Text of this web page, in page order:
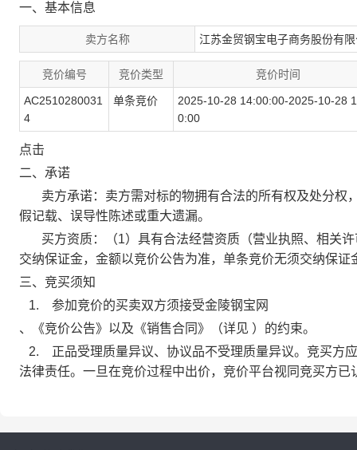
一、基本信息
卖方名称 江苏金贸钢宝电子商务股份有
竞价编号 竞价类型 竞价时间
AC2510280031
4
单条竞价
2025-10-28 14:00:00-2025-10-28
0:00
点击
二、承诺
卖方承诺：卖方需对标的物拥有合法的所有权及处分权
假记载、误导性陈述或重大遗漏。
买方资质：（1）具有合法经营资质（营业执照、相关许
交纳保证金，金额以竞价公告为准，单条竞价无须交纳保证
三、竞买须知
1. 参加竞价的买卖双方须接受金陵钢宝网
、《竞价公告》以及《销售合同》（详见 ）的约束。
2. 正品受理质量异议、协议品不受理质量异议。竞买方
法律责任。一旦在竞价过程中出价，竞价平台视同竞买方已